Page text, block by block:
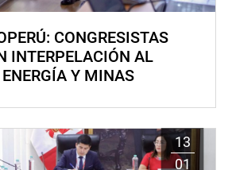
CONGRESISTAS
INTERPELACIÓN AL
Y MINAS
13
01